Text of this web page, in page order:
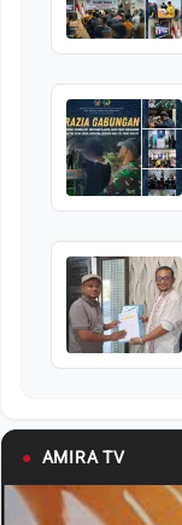
● AMIRA TV